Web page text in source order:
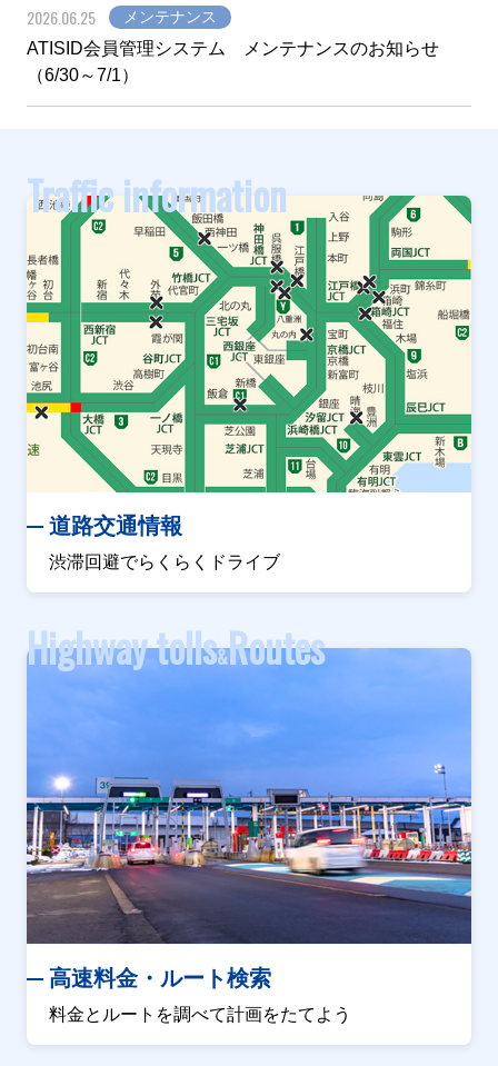
2026.06.25 メンテナンス
ATISID会員管理システム メンテナンスのお知らせ
（6/30～7/1）
Traffic information
道路交通情報
渋滞回避でらくらくドライブ
Highway tolls&Routes
高速料金・ルート検索
料金とルートを調べて計画をたてよう